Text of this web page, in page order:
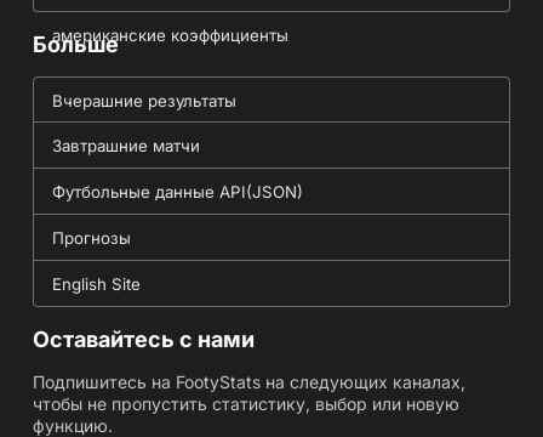
американские коэффициенты
Больше
Вчерашние результаты
Завтрашние матчи
Футбольные данные API(JSON)
Прогнозы
English Site
Оставайтесь с нами
Подпишитесь на FootyStats на следующих каналах,
чтобы не пропустить статистику, выбор или новую
функцию.